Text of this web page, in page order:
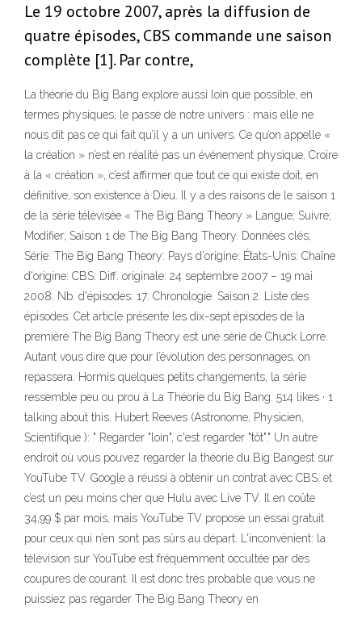
Le 19 octobre 2007, après la diffusion de
quatre épisodes, CBS commande une saison
complète [1]. Par contre,
La théorie du Big Bang explore aussi loin que possible, en
termes physiques, le passé de notre univers : mais elle ne
nous dit pas ce qui fait qu’il y a un univers. Ce qu’on appelle «
la création » n’est en réalité pas un événement physique. Croire
à la « création », c’est affirmer que tout ce qui existe doit, en
définitive, son existence à Dieu. Il y a des raisons de le saison 1
de la série télévisée « The Big Bang Theory » Langue; Suivre;
Modifier; Saison 1 de The Big Bang Theory. Données clés;
Série: The Big Bang Theory: Pays d'origine: États-Unis: Chaîne
d'origine: CBS: Diff. originale: 24 septembre 2007 – 19 mai
2008: Nb. d'épisodes: 17: Chronologie. Saison 2. Liste des
épisodes. Cet article présente les dix-sept épisodes de la
première The Big Bang Theory est une série de Chuck Lorre.
Autant vous dire que pour l’évolution des personnages, on
repassera. Hormis quelques petits changements, la série
ressemble peu ou prou à La Théorie du Big Bang. 514 likes · 1
talking about this. Hubert Reeves (Astronome, Physicien,
Scientifique ): " Regarder "loin", c'est regarder "tôt"." Un autre
endroit où vous pouvez regarder la théorie du Big Bangest sur
YouTube TV. Google a réussi à obtenir un contrat avec CBS, et
c’est un peu moins cher que Hulu avec Live TV. Il en coûte
34,99 $ par mois, mais YouTube TV propose un essai gratuit
pour ceux qui n’en sont pas sûrs au départ. L'inconvénient: la
télévision sur YouTube est fréquemment occultée par des
coupures de courant. Il est donc très probable que vous ne
puissiez pas regarder The Big Bang Theory en